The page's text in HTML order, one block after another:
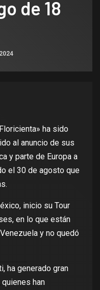
de 18
ha sido
al anuncio de sus
y parte de Europa a
el 30 de agosto que
inicio su Tour
en lo que están
y no quedó
ha generado gran
han